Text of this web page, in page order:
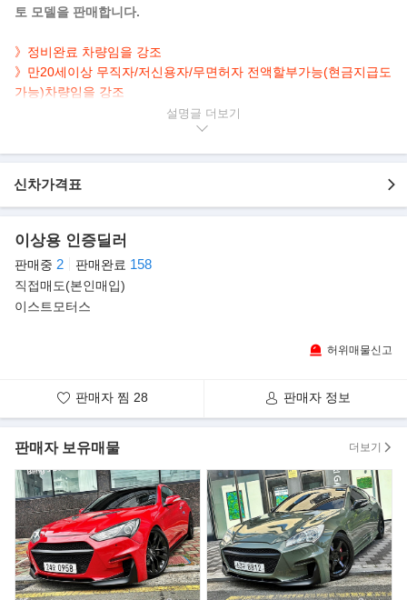
토 모델을 판매합니다.
》정비완료 차량임을 강조
》만20세이상 무직자/저신용자/무면허자 전액할부가능(현금지급도
가능)차량임을 강조
- 137,000 km
- 합리적인 가격에 판매
- 성능테스트 후 경정비 완료
- 사진 그대로 실매물임을 강조
- 깔금하게 관리된 내/외관 보유중인 차량임을 강조
- 전면 로드런스 립 에어로파츠
- 리어 로드런스 디퓨저
》휠
- 크로스 스피드 하이퍼 에디션 CR5 18인치 휠
》배기
- 커스텀 머플러 (구변완료)
설명글
신차가격표
이상용 인증딜러
판매중 2 판매완료 158
직접매도(본인매입)
이스트모터스
허위매물신고
판매자 찜 28 판매자 정보
판매자 보유매물 더보기